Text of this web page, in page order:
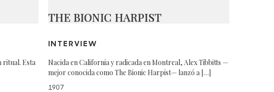
ritual. Esta
THE BIONIC HARPIST
INTERVIEW
Nacida en California y radicada en Montreal, Alex Tibbitts —
mejor conocida como The Bionic Harpist— lanzó a […]
1907